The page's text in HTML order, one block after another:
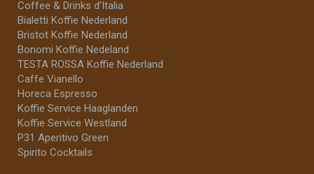
Coffee & Drinks d’Italia
Bialetti Koffie Nederland
Bristot Koffie Nederland
Bonomi Koffie Nedeland
TESTA ROSSA Koffie Nederland
Caffe Vianello
Horeca Espresso
Koffie Service Haaglanden
Koffie Service Westland
P31 Aperitivo Green
Spirito Cocktails